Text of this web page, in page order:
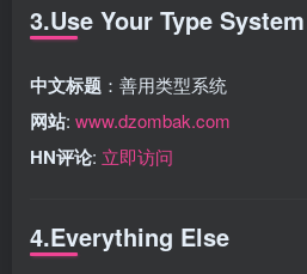
3.Use Your Type System
中文标题 ：善用类型系统
网站: www.dzombak.com
HN评论: 立即访问
4.Everything Else